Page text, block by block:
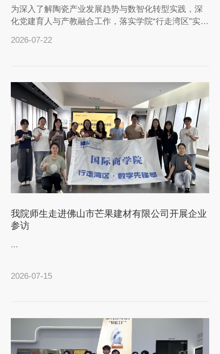
为深入了解陶瓷产业发展趋势与数智化转型实践，深
化党建育人与产教融合工作，落实学院“行走湾区”实践
2026-07-22
查看详情
我院师生走进佛山市芒果建材有限公司开展企业
参访
...
2026-07-15
查看详情